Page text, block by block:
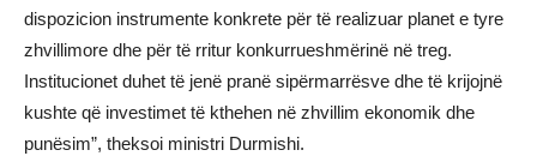
dispozicion instrumente konkrete për të realizuar planet e tyre
zhvillimore dhe për të rritur konkurrueshmërinë në treg.
Institucionet duhet të jenë pranë sipërmarrësve dhe të krijojnë
kushte që investimet të kthehen në zhvillim ekonomik dhe
punësim”, theksoi ministri Durmishi.